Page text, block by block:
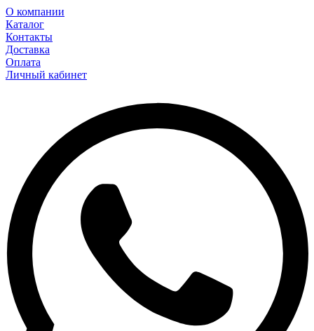
О компании
Каталог
Контакты
Доставка
Оплата
Личный кабинет